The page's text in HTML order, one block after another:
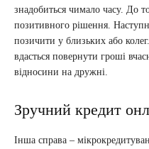
знадобиться чимало часу. До
позитивного рішення.
позичити у близьких або
вдасться повернути гроші
відносини на дружні.
Зручний кредит
Інша справа –